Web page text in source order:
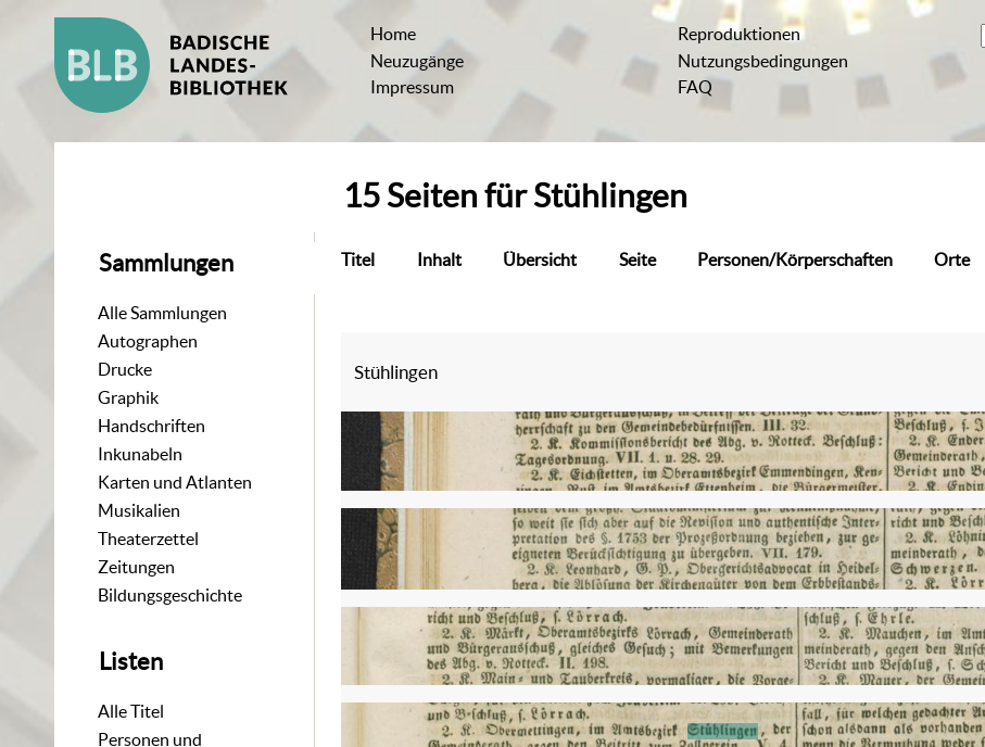
Home
Neuzugänge
Impressum
Reproduktionen
Nutzungsbedingungen
FAQ
Sammlungen
Alle Sammlungen
Autographen
Drucke
Graphik
Handschriften
Inkunabeln
Karten und Atlanten
Musikalien
Theaterzettel
Zeitungen
Bildungsgeschichte
Listen
Alle Titel
Personen und
15 Seiten fürStühlingen
Titel Inhalt Übersicht Seite Personen/Körperschaften Orte
Stühlingen